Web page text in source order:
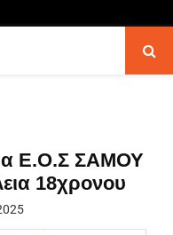
Ε.Ο.Σ ΣΑΜΟΥ
18χρονου